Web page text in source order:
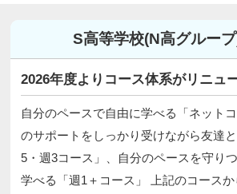
S高等学校(N高グルー
2026年度よりコース体系がリニュ
自分のペースで自由に学べる「ネット
のサポートをしっかり受けながら友達
5・週3コース」、自分のペースを守り
学べる「週1＋コース」 上記のコース